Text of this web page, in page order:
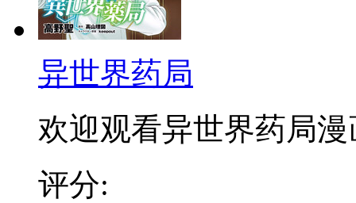
异世界药局
欢迎观看异世界药局漫
评分: